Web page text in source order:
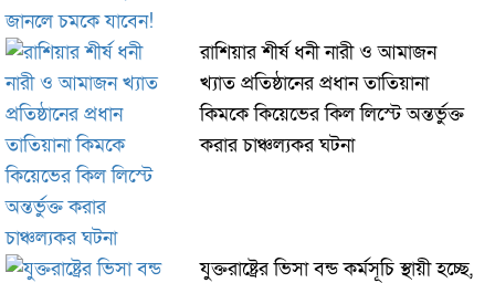
রাশিয়ার শীর্ষ ধনী নারী ও আমাজন
খ্যাত প্রতিষ্ঠানের প্রধান তাতিয়ানা
কিমকে কিয়েভের কিল লিস্টে অন্তর্ভুক্ত
করার চাঞ্চল্যকর ঘটনা
যুক্তরাষ্ট্রের ভিসা বন্ড কর্মসূচি স্থায়ী হচ্ছে,